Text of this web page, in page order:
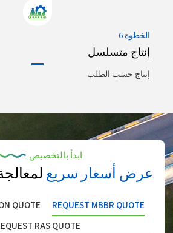
الخطوة 6
إنتاج متسلسل
إنتاج حسب الطلب
ابدأ بالتخصيص
عرض أسعار سريع
REQUEST MBBR QUOTE
QUOTE
RAS QUOTE